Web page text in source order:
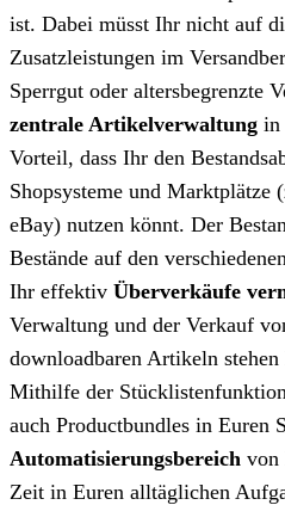
ist. Dabei müsst Ihr nicht auf
Zusatzleistungen im
Sperrgut oder altersbegrenzte
zentrale Artikelverwaltung in
Vorteil, dass Ihr den
Shopsysteme und
eBay) nutzen könnt. Der
Bestände auf den
Ihr effektiv Überverkäufe
Verwaltung und der Verkauf
downloadbaren Artikeln
Mithilfe der
auch Productbundles in Euren
Automatisierungsbereich von
Zeit in Euren alltäglichen